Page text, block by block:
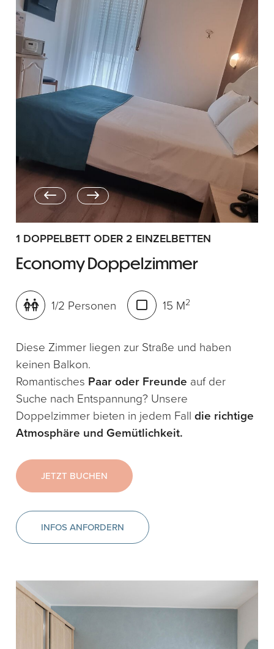
1 DOPPELBETT ODER 2 EINZELBETTEN
Economy Doppelzimmer
1/2 Personen 15 M2
Diese Zimmer liegen zur Straße und haben
keinen Balkon.
Romantisches Paar oder Freunde auf der
Suche nach Entspannung? Unsere
Doppelzimmer bieten in jedem Falldie richtige
Atmosphäre und Gemütlichkeit.
JETZT BUCHEN
INFOS ANFORDERN